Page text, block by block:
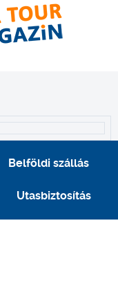
Belföldi szállás
Utasbiztosítás